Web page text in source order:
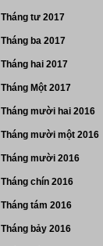
Tháng tư 2017
Tháng ba 2017
Tháng hai 2017
Tháng Một 2017
Tháng mười hai 2016
Tháng mười một 2016
Tháng mười 2016
Tháng chín 2016
Tháng tám 2016
Tháng bảy 2016